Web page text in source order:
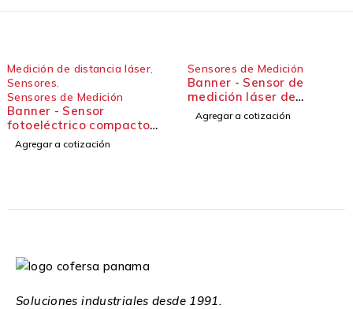
de distancia láser,
,
de Medición
- Sensor
compacto
miniatura - serie
a cotización
Sensores de Medición
Banner - Sensor de
medición láser de
precisión compacto -
Serie LM
Agregar a cotización
Soluciones industriales desde 1991.